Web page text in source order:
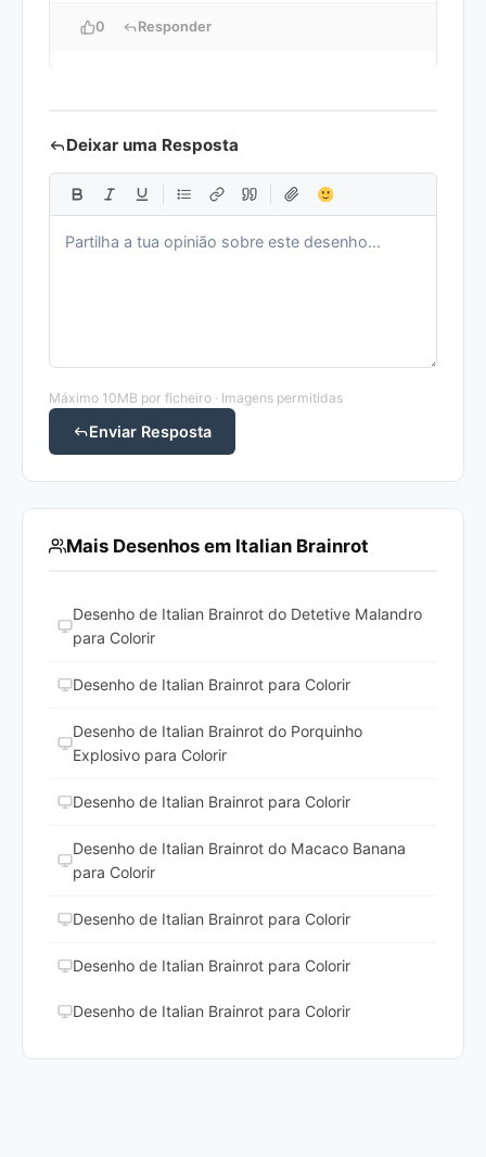
0 Responder
Deixar uma Resposta
Máximo 10MB por ficheiro · Imagens permitidas
Enviar Resposta
Mais Desenhos em Italian Brainrot
Desenho de Italian Brainrot do Detetive Malandro
para Colorir
Desenho de Italian Brainrot para Colorir
Desenho de Italian Brainrot do Porquinho
Explosivo para Colorir
Desenho de Italian Brainrot para Colorir
Desenho de Italian Brainrot do Macaco Banana
para Colorir
Desenho de Italian Brainrot para Colorir
Desenho de Italian Brainrot para Colorir
Desenho de Italian Brainrot para Colorir